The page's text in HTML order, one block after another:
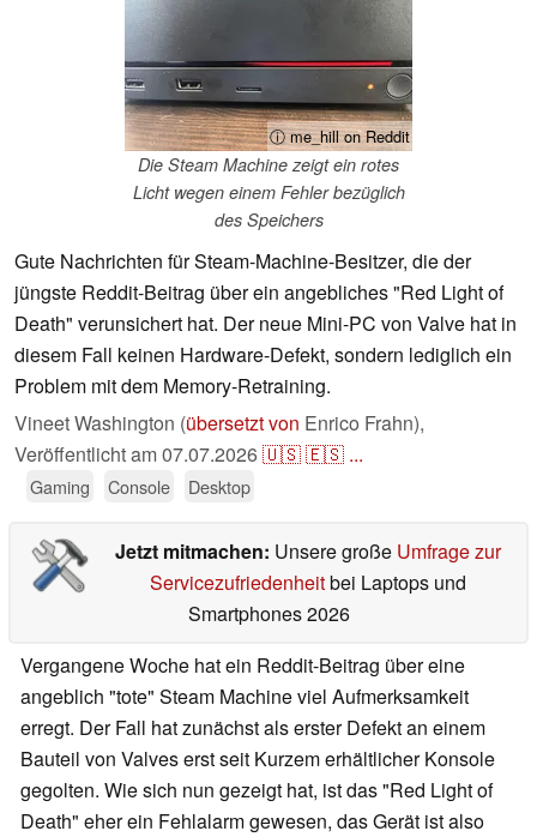
ⓘ me_hill on Reddit
Die Steam Machine zeigt ein rotes
Licht wegen einem Fehler bezüglich
des Speichers
Gute Nachrichten für Steam-Machine-Besitzer, die der
jüngste Reddit-Beitrag über ein angebliches "Red Light of
Death" verunsichert hat. Der neue Mini-PC von Valve hat in
diesem Fall keinen Hardware-Defekt, sondern lediglich ein
Problem mit dem Memory-Retraining.
Vineet Washington (übersetzt von Enrico Frahn),
Veröffentlicht am07.07.2026🇺🇸🇪🇸 ...
Gaming Console Desktop
Jetzt mitmachen: Unsere große Umfrage zur
Servicezufriedenheitbei Laptops und
Smartphones 2026
Vergangene Woche hat ein Reddit-Beitrag über eine
angeblich "tote" Steam Machine viel Aufmerksamkeit
erregt. Der Fall hat zunächst als erster Defekt an einem
Bauteil von Valves erst seit Kurzem erhältlicher Konsole
gegolten. Wie sich nun gezeigt hat, ist das "Red Light of
Death" eher ein Fehlalarm gewesen, das Gerät ist also